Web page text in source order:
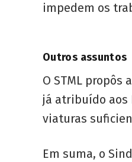
impedem os
Outros assuntos
O STML propôs
já atribuído aos
viaturas
Em suma, o